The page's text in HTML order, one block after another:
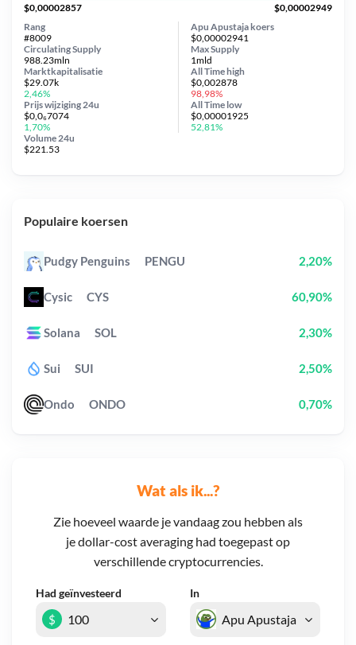
Wat als ik...?
Zie hoeveel waarde je vandaag zou hebben als
je dollar-cost averaging had toegepast op
verschillende cryptocurrencies.
Had geïnvesteerd In
$
$0,00002857
$0,00002949
Apu Apustaja koers
$0,00002941
Circulating Supply
988.23mln
Prijs wijziging 24u
$0,0₆7074
1,70%
Max Supply
1mld
Marktkapitalisatie
$29.07k
2,46%
Volume 24u
$221.53
Rang
#8009
All Timehigh
$0,002878
98,98%
All Time low
$0,00001925
52,81%
Populaire koersen
Pudgy Penguins PENGU 2,20%
Cysic CYS 60,90%
Solana SOL 2,30%
Sui SUI 2,50%
Ondo ONDO 0,70%